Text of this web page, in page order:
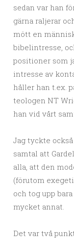
sedan var han
gärna raljerar
mött en
bibelintresse,
positioner som
intresse av
håller han t.ex.
teologen NT
han vid vårt
Jag tyckte
samtal att
alla, att den
(förutom
och tog upp
mycket annat.
Det var två